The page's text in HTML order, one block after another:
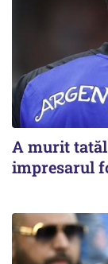
A murit tatăl
impresarul